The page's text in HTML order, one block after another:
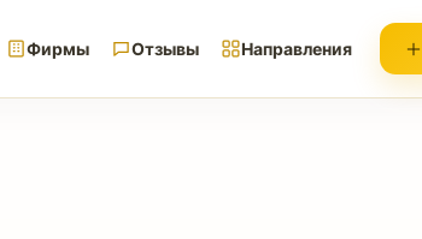
Фирмы Отзывы Направления